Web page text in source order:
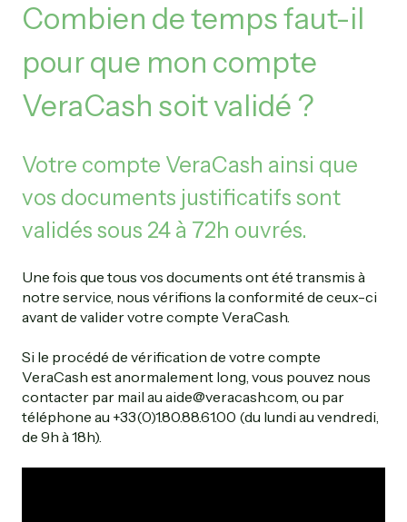
Combien de temps faut-il
pour que mon compte
VeraCash soit validé ?
Votre compte VeraCash ainsi que
vos documents justificatifs sont
validés sous 24 à 72h ouvrés.
Une fois que tous vos documents ont été transmis à
notre service, nous vérifions la conformité de ceux-ci
avant de valider votre compte VeraCash.
Si le procédé de vérification de votre compte
VeraCash est anormalement long, vous pouvez nous
contacter par mail au aide@veracash.com, ou par
téléphone au +33(0)1.80.88.61.00 (du lundi au vendredi,
de 9h à 18h).